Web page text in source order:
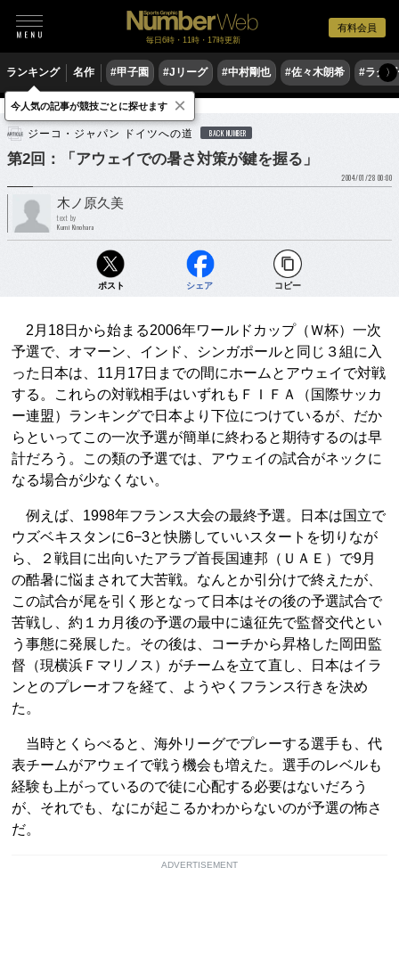
有料会員
毎日6時・11時・17時更新
ランキング 名作 #甲子園 #Jリーグ #中村剛也 #佐々木朗希 #ラグ〉
サッカー サッカー日本代表
ジーコ・ジャパン ドイツへの道 BACK NUMBER
第2回：「アウェイでの暑さ対策が鍵を握る」
2004/01/28 00:00
木ノ原久美
text by
Kumi Kinohara
ポスト シェア コピー
2月18日から始まる2006年ワールドカップ（Ｗ杯）一次
予選で、オマーン、インド、シンガポールと同じ３組に入
った日本は、11月17日までの間にホームとアウェイで対戦
する。これらの対戦相手はいずれもＦＩＦＡ（国際サッカ
ー連盟）ランキングで日本より下位につけているが、だか
らといってこの一次予選が簡単に終わると期待するのは早
計だろう。この類の予選では、アウェイの試合がネックに
なる場合が少なくない。
例えば、1998年フランス大会の最終予選。日本は国立で
ウズベキスタンに6−3と快勝していいスタートを切りなが
ら、２戦目に出向いたアラブ首長国連邦（ＵＡＥ）で9月
の酷暑に悩まされて大苦戦。なんとか引分けで終えたが、
この試合が尾を引く形となって日本はその後の予選試合で
苦戦し、約１カ月後の予選の最中に遠征先で監督交代とい
う事態に発展した。その後は、コーチから昇格した岡田監
督（現横浜Ｆマリノス）がチームを立て直し、日本はイラ
ンとのプレーオフを経て、ようやくフランス行きを決め
た。
当時とくらべると、海外リーグでプレーする選手も、代
表チームがアウェイで戦う機会も増えた。選手のレベルも
経験も上がっているので徒に心配する必要はないだろう
が、それでも、なにが起こるかわからないのが予選の怖さ
だ。
ADVERTISEMENT
今人気の記事が競技ごとに探せます ×